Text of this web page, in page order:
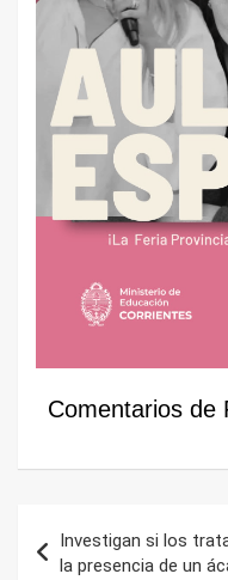
Comentarios de
de
Investigan si los
la presencia de un